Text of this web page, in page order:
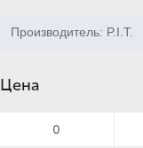
Производитель: P.I.T.
Цена